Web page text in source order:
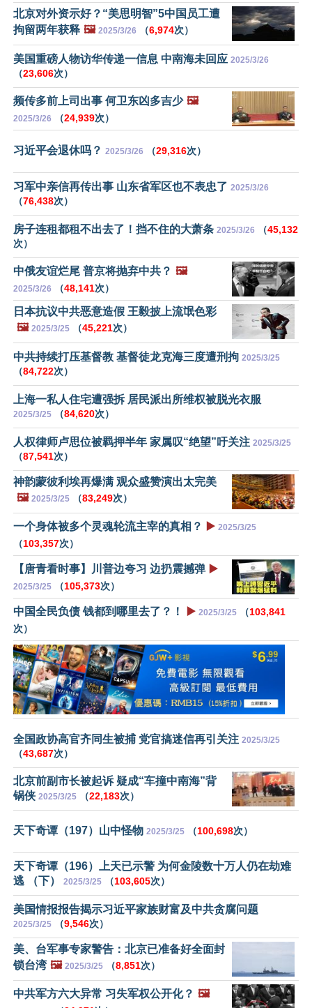
北京对外资示好？“美思明智”5中国员工遭
拘留两年获释 🖼️ 2025/3/26 （6,974次）
美国重磅人物访华传递一信息 中南海未回应 2025/3/26
（23,606次）
频传多前上司出事 何卫东凶多吉少 🖼️
2025/3/26 （24,939次）
习近平会退休吗？ 2025/3/26 （29,316次）
习军中亲信再传出事 山东省军区也不表忠了 2025/3/26
（76,438次）
房子连租都租不出去了！挡不住的大萧条 2025/3/26 （45,132
次）
中俄友谊烂尾 普京将抛弃中共？ 🖼️
2025/3/26 （48,141次）
日本抗议中共恶意造假 王毅披上流氓色彩
🖼️ 2025/3/25 （45,221次）
中共持续打压基督教 基督徒龙克海三度遭刑拘 2025/3/25
（84,722次）
上海一私人住宅遭强拆 居民派出所维权被脱光衣服
2025/3/25 （84,620次）
人权律师卢思位被羁押半年 家属叹“绝望”吁关注 2025/3/25
（87,541次）
神韵蒙彼利埃再爆满 观众盛赞演出太完美
🖼️ 2025/3/25 （83,249次）
一个身体被多个灵魂轮流主宰的真相？ ▶️ 2025/3/25
（103,357次）
【唐青看时事】川普边夸习 边扔震撼弹 ▶️
2025/3/25 （105,373次）
中国全民负债 钱都到哪里去了？！ ▶️ 2025/3/25 （103,841
次）
全国政协高官齐同生被捕 党官搞迷信再引关注 2025/3/25
（43,687次）
北京前副市长被起诉 疑成“车撞中南海”背
锅侠 2025/3/25 （22,183次）
天下奇谭（197）山中怪物 2025/3/25 （100,698次）
天下奇谭（196）上天已示警 为何金陵数十万人仍在劫难
逃 （下）
2025/3/25 （103,605次）
美国情报报告揭示习近平家族财富及中共贪腐问题
2025/3/25 （9,546次）
美、台军事专家警告：北京已准备好全面封
锁台湾 🖼️ 2025/3/25 （8,851次）
中共军方六大异常 习失军权公开化？ 🖼️